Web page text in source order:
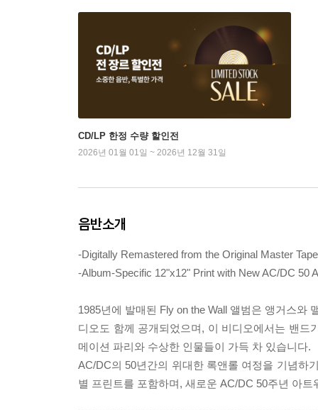
CD/LP 한정 수량 할인전
2026년 01월 01일 ~ 2026년 12월 31일
음반소개
-Digitally Remastered from the Original Master
-Album-Specific 12"x12" Print with New AC/DC 50
1985년에 발매된 Fly on the Wall 앨범은 앵거스와
디오도 함께 공개되었으며, 이 비디오에서는 밴
메이션 파리와 수상한 인물들이 가득 차 있습니다.
AC/DC의 50년간의 위대한 록앤롤 여정을 기념하
별 프린트를 포함하며, 새로운 AC/DC 50주년 아